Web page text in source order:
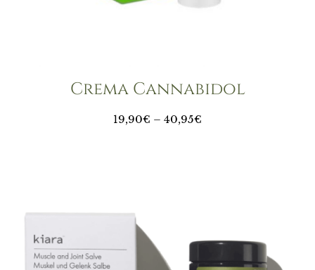
Crema Cannabidol
19,90€ – 40,95€